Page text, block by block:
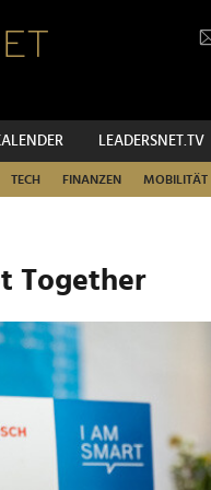
LEADERSNET.TV
TECH FINANZEN MOBILITÄT
Together